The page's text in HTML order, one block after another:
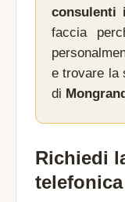
consulenti
faccia
e trovare la
di
Richiedi
telefonica